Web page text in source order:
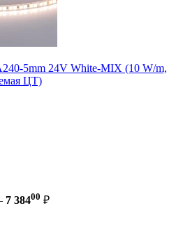
5mm 24V White-MIX (10 W/m,
ЦТ)
7 38400 ₽